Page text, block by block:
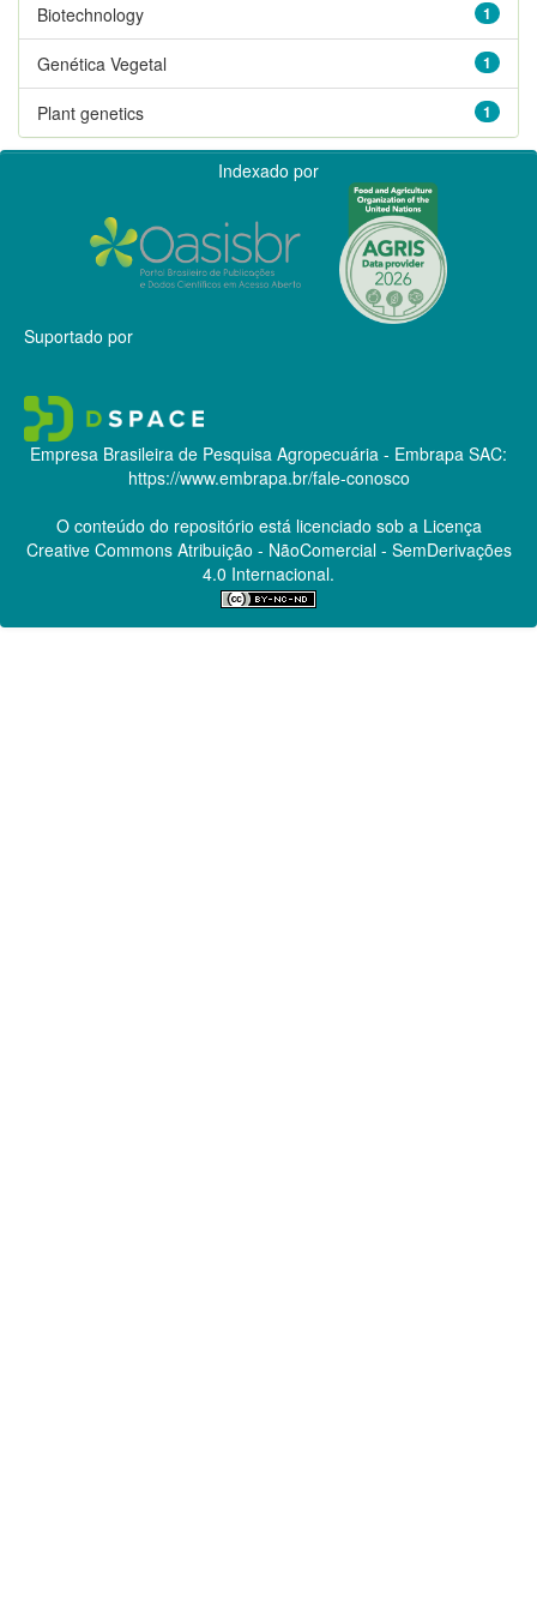
1
Biotechnology
1
Genética Vegetal
1
Plant genetics
Indexado por
Suportado por
Empresa Brasileira de Pesquisa Agropecuária - Embrapa SAC:
https://www.embrapa.br/fale-conosco
O conteúdo do repositório está licenciado sob a Licença
Creative CommonsAtribuição - NãoComercial - SemDerivações
4.0 Internacional.